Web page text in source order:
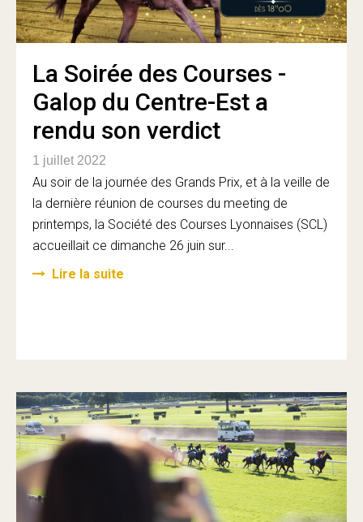
La Soirée des Courses -
Galop du Centre-Est a
rendu son verdict
1 juillet 2022
Au soir de la journée des Grands Prix, et à la veille de
la dernière réunion de courses du meeting de
printemps, la Société des Courses Lyonnaises (SCL)
accueillait ce dimanche 26 juin sur...
Lire la suite